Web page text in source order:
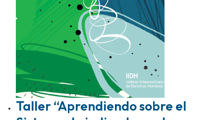
Taller “Aprendiendo sobre el